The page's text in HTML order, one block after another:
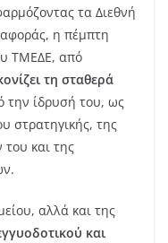
τα Διεθνή
η πέμπτη
ΤΜΕΔΕ, από
τη σταθερά
την ίδρυσή του, ως
στρατηγικής, της
και της
αλλά και της
και